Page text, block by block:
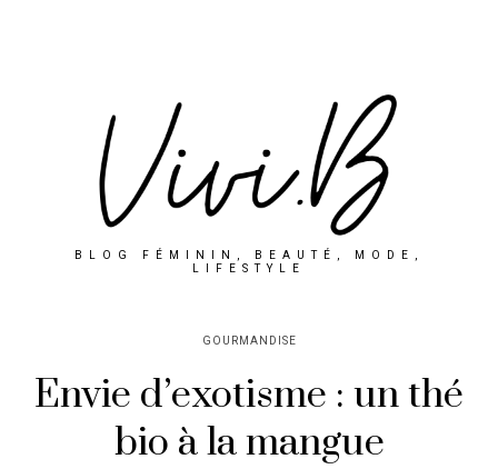
BLOG FÉMININ, BEAUTÉ, MODE,
LIFESTYLE
GOURMANDISE
Envie d’exotisme : un thé
bio à la mangue